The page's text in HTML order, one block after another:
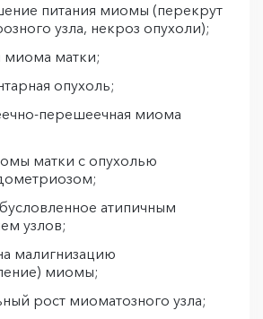
питания миомы (перекрут
узла, некроз опухоли);
миома матки;
опухоль;
перешеечная миома
матки с опухолью
атипичным
узлов;
малигнизацию
миомы;
рост миоматозного узла;